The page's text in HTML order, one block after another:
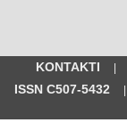
KONTAKTI |
ISSN C507-5432
|